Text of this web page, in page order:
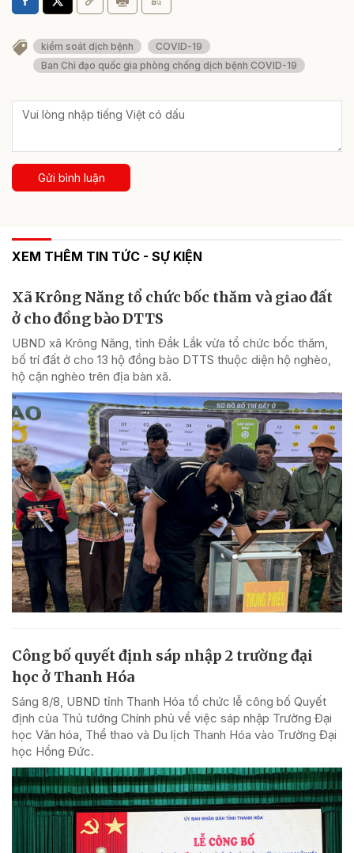
kiểm soát dịch bệnh
COVID-19
Ban Chỉ đạo quốc gia phòng chống dịch bệnh COVID-19
Gửi bình luận
XEM THÊM TIN TỨC - SỰ KIỆN
Xã Krông Năng tổ chức bốc thăm và giao đất
ở cho đồng bào DTTS
UBND xã Krông Năng, tỉnh Đắk Lắk vừa tổ chức bốc thăm,
bố trí đất ở cho 13 hộ đồng bào DTTS thuộc diện hộ nghèo,
hộ cận nghèo trên địa bàn xã.
Công bố quyết định sáp nhập 2 trường đại
học ở Thanh Hóa
Sáng 8/8, UBND tỉnh Thanh Hóa tổ chức lễ công bố Quyết
định của Thủ tướng Chính phủ về việc sáp nhập Trường Đại
học Văn hóa, Thể thao và Du lịch Thanh Hóa vào Trường Đại
học Hồng Đức.